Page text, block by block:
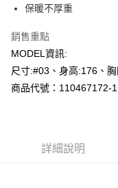
悠遊付
Google Pay
AFTEE先享後付
相關說明
２．便利：只要手機號碼
每筆NT$60，滿
保暖不厚重
銷售重點
MODEL資訊:
尺寸:#03、身高:176、
商品代號：110467172-1
詳細說明